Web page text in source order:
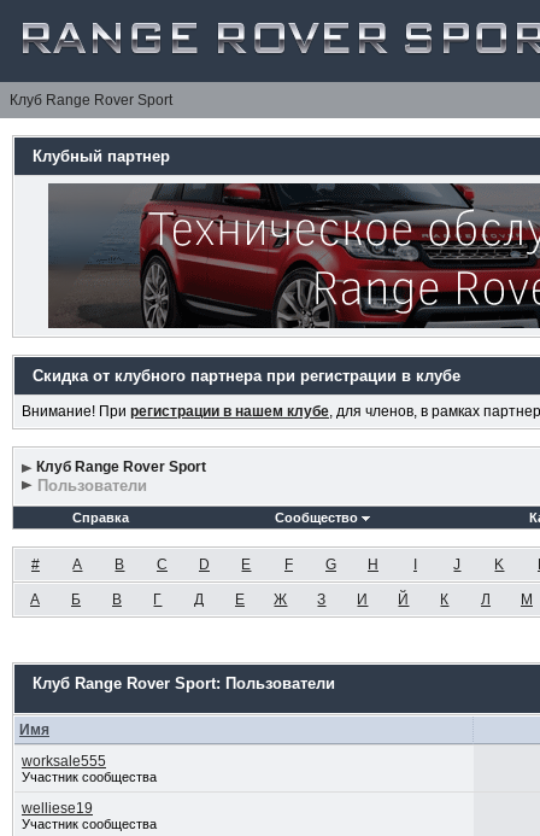
Клуб Range Rover Sport
Клубный партнер
Скидка от клубного партнера при регистрации в клубе
Внимание! При регистрации в нашем клубе, для членов, в рамках
Клуб Range Rover Sport
Пользователи
Справка Сообщество
# A B C D E F G H J K
А Б В Г Д Е Ж З И Й К Л М
Клуб Range Rover Sport: Пользователи
Имя
worksale555
Участник сообщества
welliese19
Участник сообщества